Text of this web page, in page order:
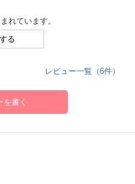
れています。
る
レビュー一覧（6件）
を書く